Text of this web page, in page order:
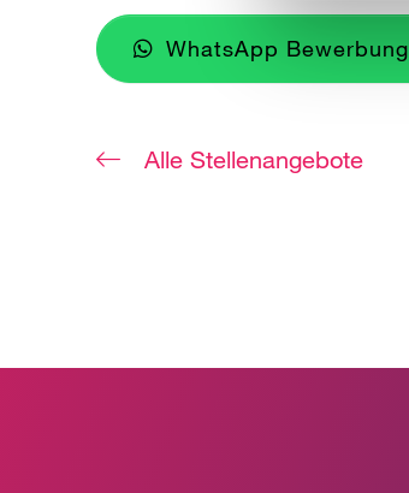
WhatsApp Bewerbung
Alle Stellenangebote